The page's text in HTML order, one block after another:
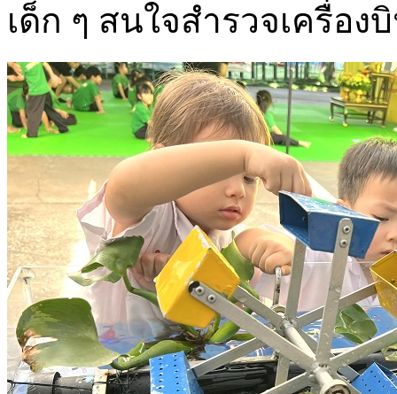
เด็ก ๆ สนใจสำรวจเครื่อ